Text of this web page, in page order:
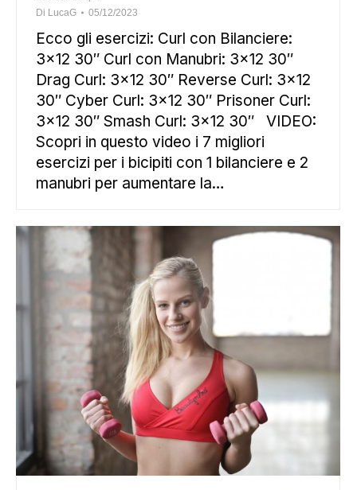
Di LucaG 05/12/2023
Ecco gli esercizi: Curl con Bilanciere:
3×12 30″ Curl con Manubri: 3×12 30″
Drag Curl: 3×12 30″ Reverse Curl: 3×12
30″ Cyber Curl: 3×12 30″ Prisoner Curl:
3×12 30″ Smash Curl: 3×12 30″ VIDEO:
Scopri in questo video i 7 migliori
esercizi per i bicipiti con 1 bilanciere e 2
manubri per aumentare la…